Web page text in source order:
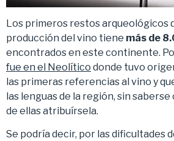
Los primeros restos arqueológicos
producción del vino tiene más de
encontrados en este continente.
fue en el Neolítico donde tuvo
las primeras referencias al vino y
las lenguas de la región, sin
de ellas atribuírsela.
Se podría decir, por las dificultades